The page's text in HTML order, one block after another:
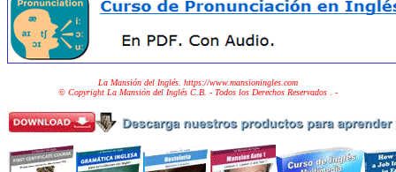
La Mansión del Inglés. https://www.mansioningles.com
© Copyright La Mansión del Inglés C.B. - Todos los Derechos Reservados
. -